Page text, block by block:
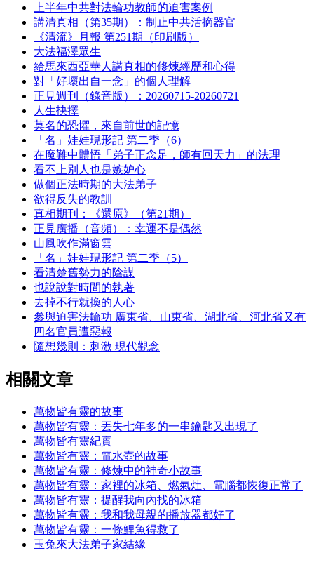
上半年中共對法輪功教師的迫害案例
講清真相（第35期）：制止中共活摘器官
《清流》月報 第251期（印刷版）
大法福澤眾生
給馬來西亞華人講真相的修煉經歷和心得
對「好壞出自一念」的個人理解
正見週刊（錄音版）：20260715-20260721
人生抉擇
莫名的恐懼，來自前世的記憶
「名」娃娃現形記 第二季（6）
在魔難中體悟「弟子正念足，師有回天力」的法理
看不上別人也是嫉妒心
做個正法時期的大法弟子
欲得反失的教訓
真相期刊：《還原》（第21期）
正見廣播（音頻）：幸運不是偶然
山風吹作滿窗雲
「名」娃娃現形記 第二季（5）
看清楚舊勢力的陰謀
也說說對時間的執著
去掉不行就換的人心
參與迫害法輪功 廣東省、山東省、湖北省、河北省又有
四名官員遭惡報
隨想幾則：刺激 現代觀念
相關文章
萬物皆有靈的故事
萬物皆有靈：丟失七年多的一串鑰匙又出現了
萬物皆有靈紀實
萬物皆有靈：電水壺的故事
萬物皆有靈：修煉中的神奇小故事
萬物皆有靈：家裡的冰箱、燃氣灶、電腦都恢復正常了
萬物皆有靈：提醒我向內找的冰箱
萬物皆有靈：我和我母親的播放器都好了
萬物皆有靈：一條鯉魚得救了
玉兔來大法弟子家結緣